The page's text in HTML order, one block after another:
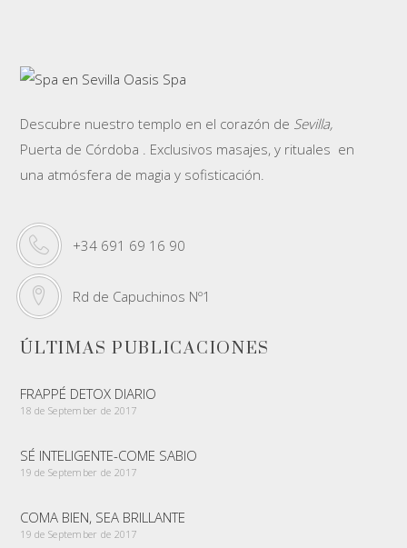
Descubre nuestro templo en el corazón de Sevilla,
Puerta de Córdoba . Exclusivos masajes, y rituales en
una atmósfera de magia y sofisticación.
+34 691 69 16 90
Rd de Capuchinos Nº1
ÚLTIMAS PUBLICACIONES
FRAPPÉ DETOX DIARIO
18 de September de 2017
SÉ INTELIGENTE-COME SABIO
19 de September de 2017
COMA BIEN, SEA BRILLANTE
19 de September de 2017